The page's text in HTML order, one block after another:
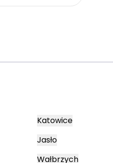
Katowice
Jasło
Wałbrzych